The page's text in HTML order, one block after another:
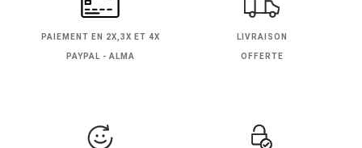
PAIEMENT EN 2X,3X ET 4X
PAYPAL - ALMA
LIVRAISON
OFFERTE